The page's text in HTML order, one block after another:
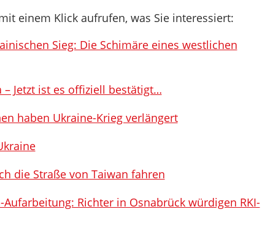
einem Klick aufrufen, was Sie interessiert:
Sieg: Die Schimäre eines westlichen
Jetzt ist es offiziell bestätigt…
haben Ukraine-Krieg verlängert
die Straße von Taiwan fahren
Richter in Osnabrück würdigen RKI-